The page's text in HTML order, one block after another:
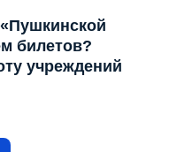
билетов?
учреждений